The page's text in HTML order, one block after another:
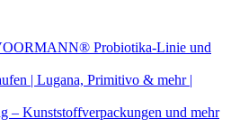
Probiotika-Linie und
| Lugana, Primitivo & mehr |
– Kunststoffverpackungen und mehr